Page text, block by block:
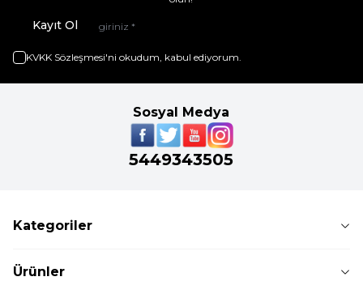
Kayıt Ol
KVKK Sözleşmesi'ni okudum, kabul ediyorum.
Sosyal Medya
5449343505
Kategoriler
Ürünler